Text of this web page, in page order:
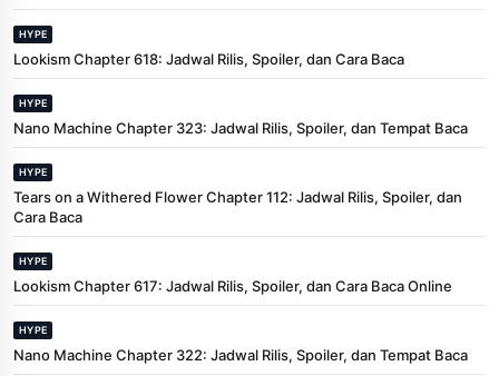
HYPE
Lookism Chapter 618: Jadwal Rilis, Spoiler, dan Cara Baca
HYPE
Nano Machine Chapter 323: Jadwal Rilis, Spoiler, dan Tempat Baca
HYPE
Tears on a Withered Flower Chapter 112: Jadwal Rilis, Spoiler, dan
Cara Baca
HYPE
Lookism Chapter 617: Jadwal Rilis, Spoiler, dan Cara Baca Online
HYPE
Nano Machine Chapter 322: Jadwal Rilis, Spoiler, dan Tempat Baca